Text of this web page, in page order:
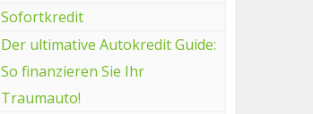
Sofortkredit
Der ultimative Autokredit Guide:
So finanzieren Sie Ihr
Traumauto!